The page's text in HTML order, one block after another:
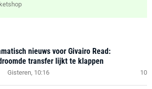
nieuws voor Givairo Read:
transfer lijkt te klappen
Gisteren, 10:16 10